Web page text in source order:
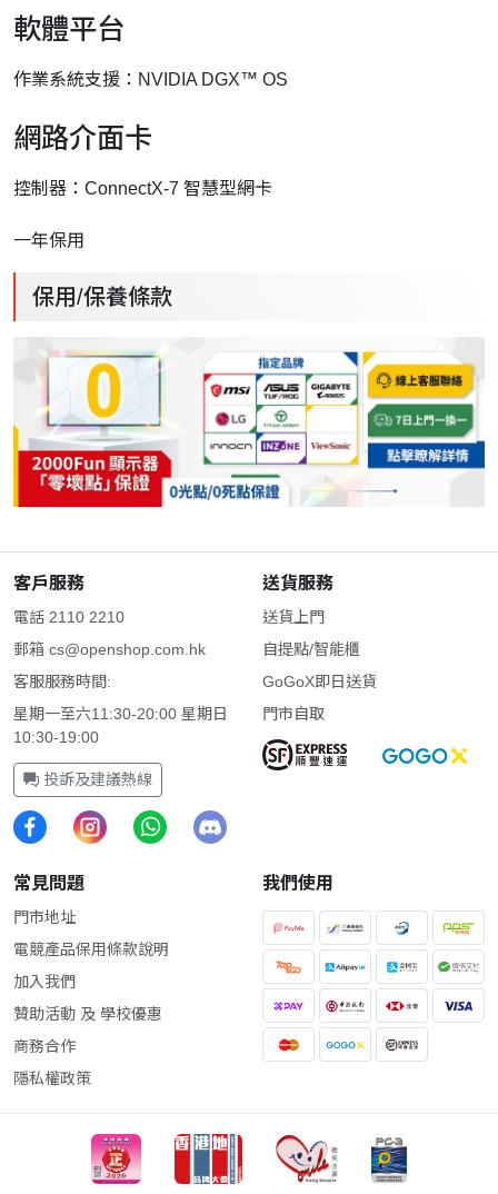
軟體平台
作業系統支援：NVIDIA DGX™ OS
網路介面卡
控制器：ConnectX-7 智慧型網卡
一年保用
保用/保養條款
客戶服務
電話 2110 2210
郵箱 cs@openshop.com.hk
客服服務時間:
星期一至六11:30-20:00 星期日
10:30-19:00
投訴及建議熱線
送貨服務
送貨上門
自提點/智能櫃
GoGoX即日送貨
門市自取
常見問題
門市地址
電競產品保用條款說明
加入我們
贊助活動 及 學校優惠
商務合作
隱私權政策
我們使用